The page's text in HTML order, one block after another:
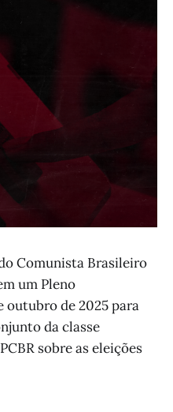
Comunista Brasileiro
um Pleno
outubro de 2025 para
da classe
sobre as eleições